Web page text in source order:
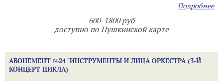
Подробнее
600-1800 руб
доступно по Пушкинской карте
АБОНЕМЕНТ №24 "ИНСТРУМЕНТЫ И ЛИЦА ОРКЕСТРА (3-Й
КОНЦЕРТ ЦИКЛА)